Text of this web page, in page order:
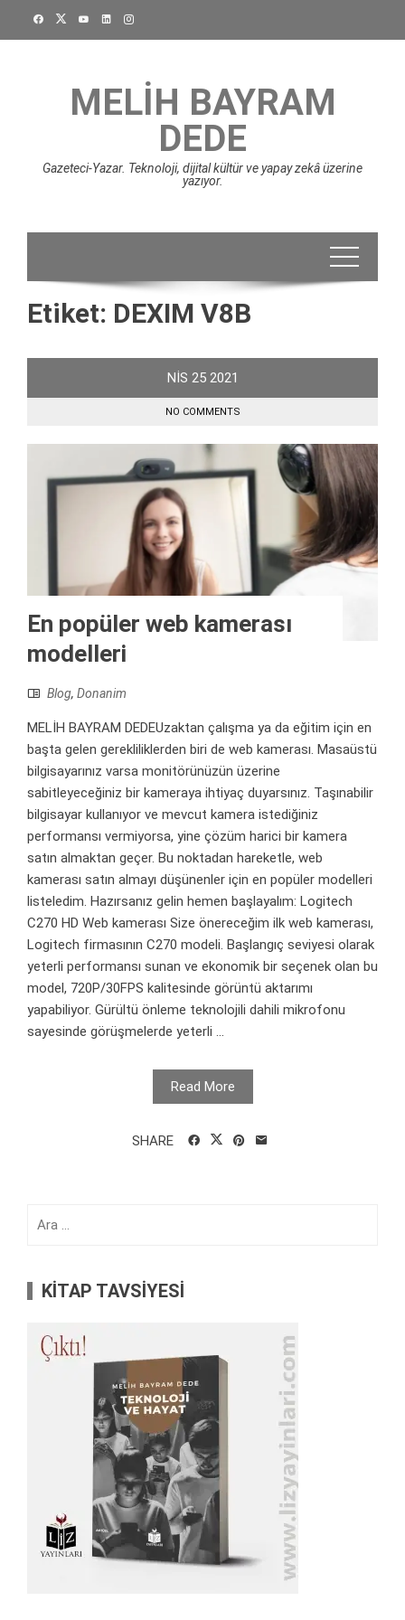
MELIH BAYRAM
DEDE
Gazeteci-Yazar. Teknoloji, dijital kültür ve yapay zekâ üzerine
yazıyor.
Etiket: DEXIM V8B
NIS 25 2021
NO COMMENTS
En popüler web kamerası
modelleri
Blog, Donanim
MELİH BAYRAM DEDEUzaktan çalışma ya da eğitim için en
başta gelen gerekliliklerden biri de web kamerası. Masaüstü
bilgisayarınız varsa monitörünüzün üzerine
sabitleyeceğiniz bir kameraya ihtiyaç duyarsınız. Taşınabilir
bilgisayar kullanıyor ve mevcut kamera istediğiniz
performansı vermiyorsa, yine çözüm harici bir kamera
satın almaktan geçer. Bu noktadan hareketle, web
kamerası satın almayı düşünenler için en popüler modelleri
listeledim. Hazırsanız gelin hemen başlayalım: Logitech
C270 HD Web kamerası Size önereceğim ilk web kamerası,
Logitech firmasının C270 modeli. Başlangıç seviyesi olarak
yeterli performansı sunan ve ekonomik bir seçenek olan bu
model, 720P/30FPS kalitesinde görüntü aktarımı
yapabiliyor. Gürültü önleme teknolojili dahili mikrofonu
sayesinde görüşmelerde yeterli ...
Read More
SHARE
KİTAP TAVSİYESİ